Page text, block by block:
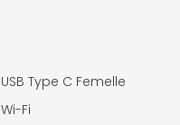
USB Type C Femelle
Wi-Fi